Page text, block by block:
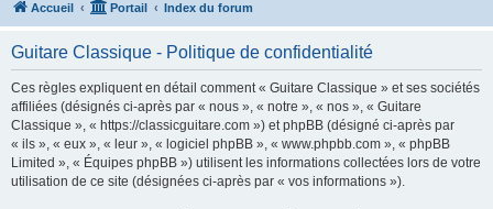
Accueil Portail Index du forum
Guitare Classique - Politique de confidentialité
Ces règles expliquent en détail comment « Guitare Classique » et ses sociétés
affiliées (désignés ci-après par « nous », « notre », « nos », « Guitare
Classique », « https://classicguitare.com ») et phpBB (désigné ci-après par
« ils », « eux », « leur », « logiciel phpBB », « www.phpbb.com », « phpBB
Limited », « Équipes phpBB ») utilisent les informations collectées lors de votre
utilisation de ce site (désignées ci-après par « vos informations »).